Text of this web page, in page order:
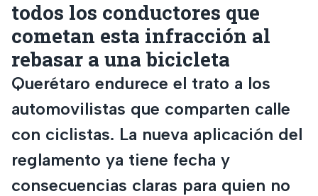
todos los conductores que
cometan esta infracción al
rebasar a una bicicleta
Querétaro endurece el trato a los
automovilistas que comparten calle
con ciclistas. La nueva aplicación del
reglamento ya tiene fecha y
consecuencias claras para quien no